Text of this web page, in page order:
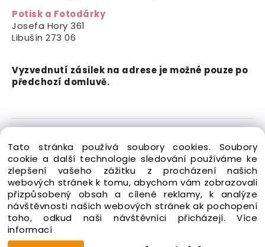
Potisk a Fotodárky
Josefa Hory 361
Libušín 273 06
Vyzvednutí zásilek na adrese je možné pouze po
předchozí domluvě.
práva vyhrazena.
Vytvořeno systémem ClickEshop.cz
Tato stránka používá soubory cookies. Soubory
cookie a další technologie sledování používáme ke
zlepšení vašeho zážitku z procházení našich
webových stránek k tomu, abychom vám zobrazovali
přizpůsobený obsah a cílené reklamy, k analýze
návštěvnosti našich webových stránek ak pochopení
toho, odkud naši návštěvníci přicházejí.Více
informací